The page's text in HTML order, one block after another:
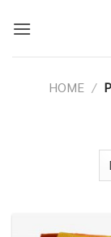
HOME /